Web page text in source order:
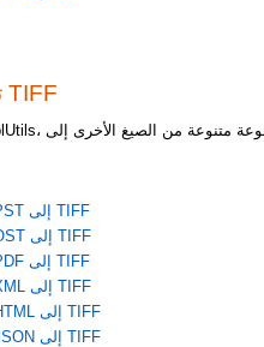
تحويل إلى TIFF
PST إلى TIFF
OST إلى TIFF
PDF إلى TIFF
XML إلى TIFF
HTML إلى TIFF
JSON إلى TIFF